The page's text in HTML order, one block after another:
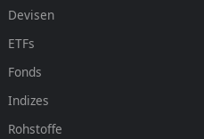
Devisen
ETFs
Fonds
Indizes
Rohstoffe